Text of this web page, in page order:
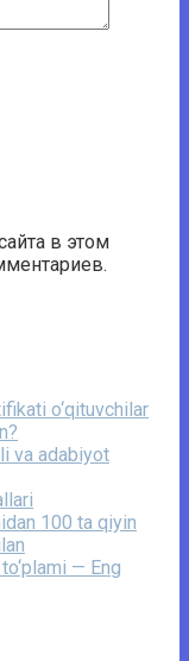
в этом
o‘qituvchilar
va adabiyot
100 ta qiyin
— Eng